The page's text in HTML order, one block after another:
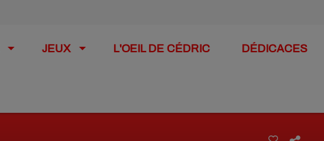
JEUX L'OEIL DE CÉDRIC DÉDICACES